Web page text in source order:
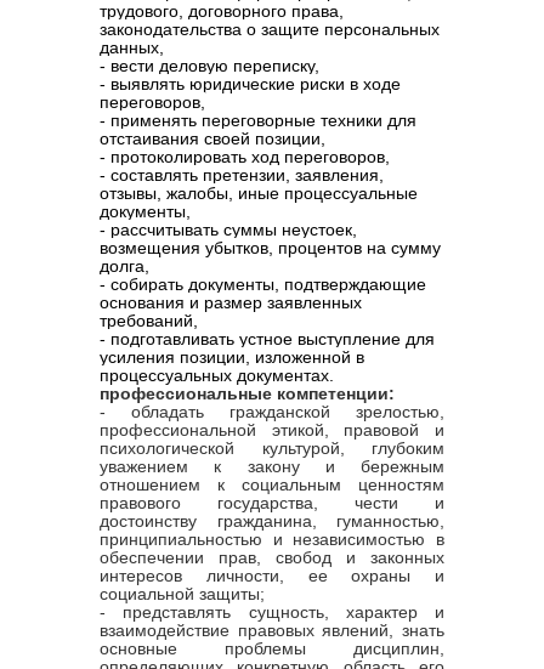
трудового, договорного права,
законодательства о защите персональных
данных,
- вести деловую переписку,
- выявлять юридические риски в ходе
переговоров,
- применять переговорные техники для
отстаивания своей позиции,
- протоколировать ход переговоров,
- составлять претензии, заявления,
отзывы, жалобы, иные процессуальные
документы,
- рассчитывать суммы неустоек,
возмещения убытков, процентов на сумму
долга,
- собирать документы, подтверждающие
основания и размер заявленных
требований,
- подготавливать устное выступление для
усиления позиции, изложенной в
процессуальных документах.
профессиональные компетенции:
- обладать гражданской зрелостью,
профессиональной этикой, правовой и
психологической культурой, глубоким
уважением к закону и бережным
отношением к социальным ценностям
правового государства, чести и
достоинству гражданина, гуманностью,
принципиальностью и независимостью в
обеспечении прав, свобод и законных
интересов личности, ее охраны и
социальной защиты;
- представлять сущность, характер и
взаимодействие правовых явлений, знать
основные проблемы дисциплин,